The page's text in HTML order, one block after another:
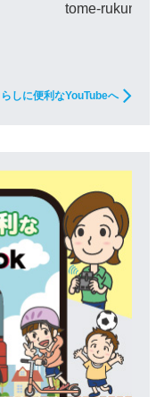
tome-rukun
らしに便利なYouTubeへ